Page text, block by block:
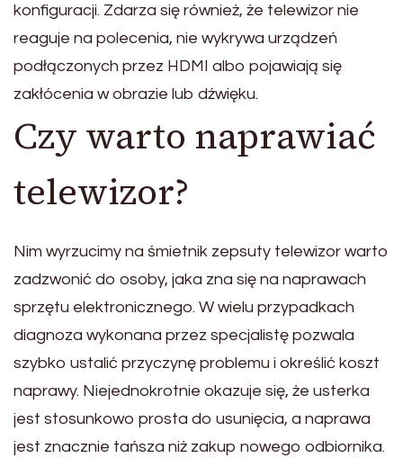
konfiguracji. Zdarza się również, że telewizor nie
reaguje na polecenia, nie wykrywa urządzeń
podłączonych przez HDMI albo pojawiają się
zakłócenia w obrazie lub dźwięku.
Czy warto naprawiać
telewizor?
Nim wyrzucimy na śmietnik zepsuty telewizor warto
zadzwonić do osoby, jaka zna się na naprawach
sprzętu elektronicznego. W wielu przypadkach
diagnoza wykonana przez specjalistę pozwala
szybko ustalić przyczynę problemu i określić koszt
naprawy. Niejednokrotnie okazuje się, że usterka
jest stosunkowo prosta do usunięcia, a naprawa
jest znacznie tańsza niż zakup nowego odbiornika.